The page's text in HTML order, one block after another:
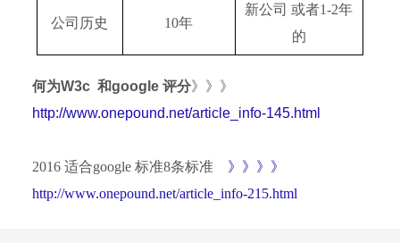
公司历史 10年
新公司 或者1-2年
的
何为W3c 和google 评分》》》
http://www.onepound.net/article_info-145.html
2016 适合google 标准8条标准 》》》》
http://www.onepound.net/article_info-215.html